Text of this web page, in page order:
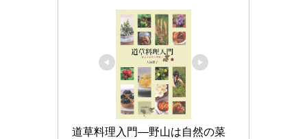
道草料理入門―野山は自然の菜